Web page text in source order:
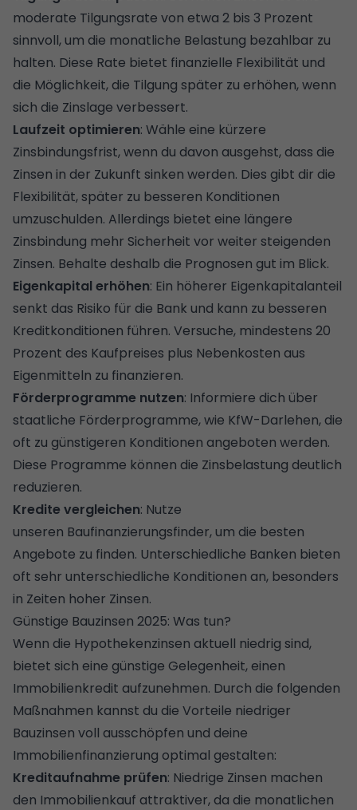
moderate Tilgungsrate von etwa 2 bis 3 Prozent
sinnvoll, um die monatliche Belastung bezahlbar zu
halten. Diese Rate bietet finanzielle Flexibilität und
die Möglichkeit, die Tilgung später zu erhöhen, wenn
sich die Zinslage verbessert.
Laufzeit optimieren: Wähle eine kürzere
Zinsbindungsfrist, wenn du davon ausgehst, dass die
Zinsen in der Zukunft sinken werden. Dies gibt dir die
Flexibilität, später zu besseren Konditionen
umzuschulden. Allerdings bietet eine längere
Zinsbindung mehr Sicherheit vor weiter steigenden
Zinsen. Behalte deshalb die Prognosen gut im Blick.
Eigenkapital erhöhen: Ein höherer Eigenkapitalanteil
senkt das Risiko für die Bank und kann zu besseren
Kreditkonditionen führen. Versuche, mindestens 20
Prozent des Kaufpreises plus Nebenkosten aus
Eigenmitteln zu finanzieren.
Förderprogramme nutzen: Informiere dich über
staatliche Förderprogramme, wie KfW-Darlehen, die
oft zu günstigeren Konditionen angeboten werden.
Diese Programme können die Zinsbelastung deutlich
reduzieren.
Kredite vergleichen: Nutze
unseren Baufinanzierungsfinder, um die besten
Angebote zu finden. Unterschiedliche Banken bieten
oft sehr unterschiedliche Konditionen an, besonders
in Zeiten hoher Zinsen.
Günstige Bauzinsen 2025: Was tun?
Wenn die Hypothekenzinsen aktuell niedrig sind,
bietet sich eine günstige Gelegenheit, einen
Immobilienkredit aufzunehmen. Durch die folgenden
Maßnahmen kannst du die Vorteile niedriger
Bauzinsen voll ausschöpfen und deine
Immobilienfinanzierung optimal gestalten:
Kreditaufnahme prüfen: Niedrige Zinsen machen
den Immobilienkauf attraktiver, da die monatlichen